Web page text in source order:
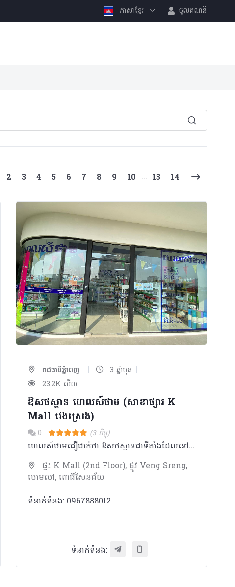
ភាសាខ្មែរ ចូលគណនី
(current)
2 3 4 5 6 7 8 9 10 ... 13 14
រាជធានីភ្នំពេញ | 3 ឆ្នាំមុន |
23.2K មើល
ឱសថស្ថាន ហេលស៍ថាម (សាខាផ្សារ K
Mall វេងស្រេង)
0 (3 ពិន្ទុ)
ហេលស៍ថាមជឿជាក់ថា ឱសថស្ថានជាទីតាំងដែលនៅក្បែរប្រជាជនកម្ពុជា ដែលអាចផ្តល់នូវគំរូសេវាកម្ម ផលិតផល ចំណេះដឹង និងការប្រឹក្សាដល់ប្រជាជនគ្រប់ស្រទាប់វណ្ណៈ។ ក្រៅពីមានលក់ឱសថ វីតាមីន និងអាហារបំប៉នដូចឱសថស្ថានផ្សេងៗទៀត ឱសថស្ថាន ហេលស៍ថាម ផ្តោតសំខាន់លើទស្សនវិស័យដូចជា៖ _ ជម្រុញការប្រើប្រាស់ផលិតផលសម្រាប់តាមដានសុខភាពជាប្រចាំ និងផលិតផលដែលធានាសុវត្ថិភាពក្នុងការរស់នៅប្រចាំថ្ងៃ ដើម្បីជាផ្នែកមួយក្នុងការយកចិត្តទុកដាក់ និងការដឹងគុណដល់មនុស្សជុំវិញខ្លួន ជាពិសេសឪពុកម្តាយ យាយតា _ សម្ភារៈការពារសមរម្យក្នុងការធ្វើលំហាត់ប្រាណដោយសុវត្ថិភាព និងផលិតផលសម្រាប់ប្រើប្រាស់ក្រោយមានការថ្លោះគ្រិចផ្សេងៗ ដើម្បីជម្រុញការហាត់ប្រាណ
ផ្ទះ K Mall (2nd Floor), ផ្លូវ Veng Sreng,
ចោមចៅ, ពោធិ៍សែនជ័យ
ទំនាក់ទំនង: 0967888012
ទំនាក់ទំនង: